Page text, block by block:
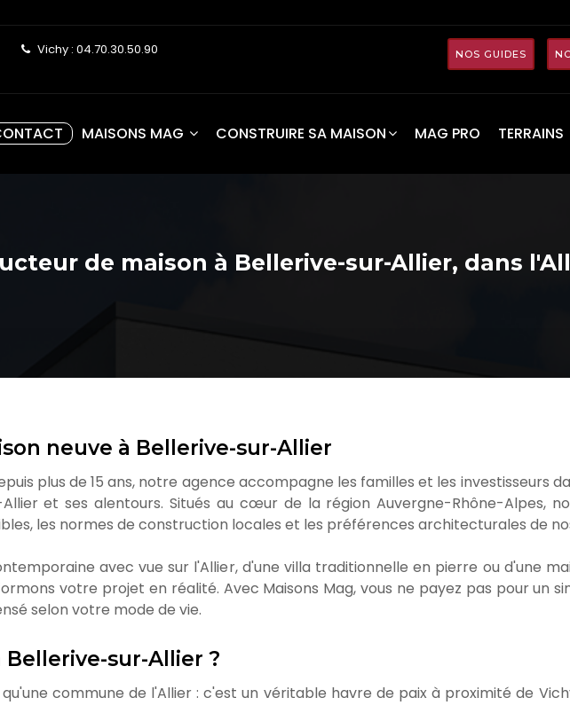
Vichy : 04.70.30.50.90
NOS GUIDES
MAISONS MAG CONSTRUIRE SA MAISON MAG PRO TERRAINS
de maison à Bellerive-sur-Allier, dans
neuve à Bellerive-sur-Allier
plus de 15 ans, notre agence accompagne les familles et les investisseurs
et ses alentours. Situés au cœur de la région Auvergne-Rhône-Alpes,
les normes de construction locales et les préférences architecturales de
avec vue sur l'Allier, d'une villa traditionnelle en pierre ou d'une
votre projet en réalité. Avec Maisons Mag, vous ne payez pas pour un
selon votre mode de vie.
sur-Allier ?
commune de l'Allier : c'est un véritable havre de paix à proximité de